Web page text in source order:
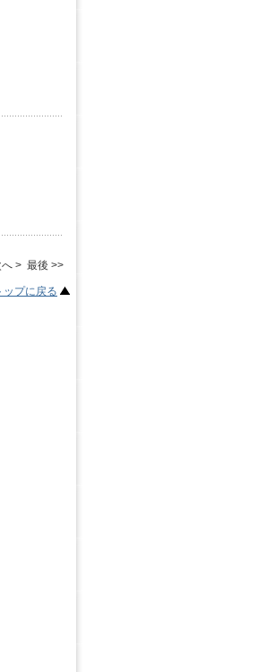
へ > 最後 >>
ップに戻る